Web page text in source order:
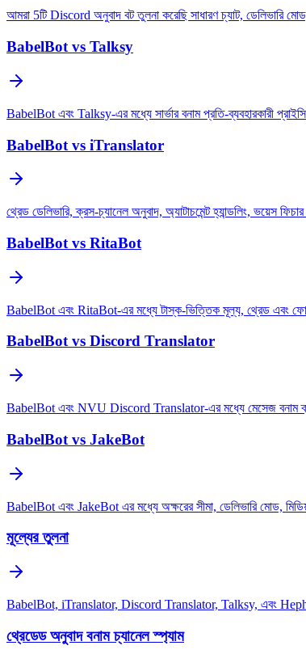
আমরা 5টি Discord অনুবাদ বট তুলনা করেছি সাধারণ চ্যাট, ডেলিভারি
BabelBot vs Talksy
BabelBot এবং Talksy-এর মধ্যে সার্ভার বনাম প্রতি-ব্যবহারকারী
BabelBot vs iTranslator
থ্রেড ডেলিভারি, ক্রস-চ্যানেল অনুবাদ, অ্যাটাচমেন্ট হ্যান্ডলিং, ভয়েস
BabelBot vs RitaBot
BabelBot এবং RitaBot-এর মধ্যে টাস্ক-ভিত্তিক মূল্য, থ্রেড এবং
BabelBot vs Discord Translator
BabelBot এবং NVU Discord Translator-এর মধ্যে মেসেজ বনাম
BabelBot vs JakeBot
BabelBot এবং JakeBot এর মধ্যে অক্ষরের সীমা, ডেলিভারি মোড,
মূল্যের তুলনা
BabelBot, iTranslator, Discord Translator, Talksy, এবং
থ্রেডেড অনুবাদ বনাম চ্যানেল স্প্যাম